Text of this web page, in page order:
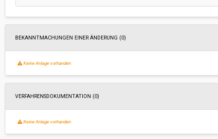
BEKANNTMACHUNGEN EINER ÄNDERUNG (0)
Keine Anlage vorhanden
VERFAHRENSDOKUMENTATION (0)
Keine Anlage vorhanden